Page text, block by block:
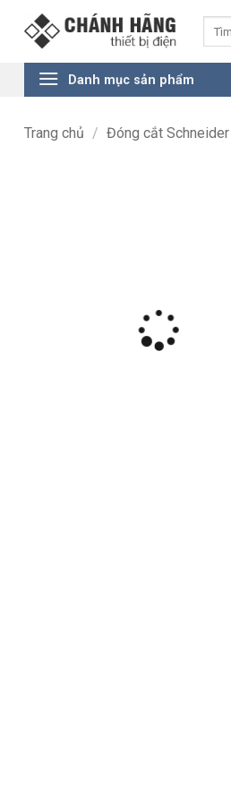
Danh mục sản phẩm
Trang chủ / Đóng cắt Schneider